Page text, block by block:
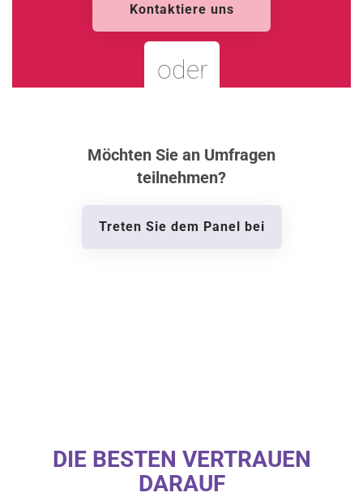
Kontaktiere uns
Möchten Sie an Umfragen
teilnehmen?
Treten Sie dem Panel bei
oder
DIE BESTEN VERTRAUEN
DARAUF